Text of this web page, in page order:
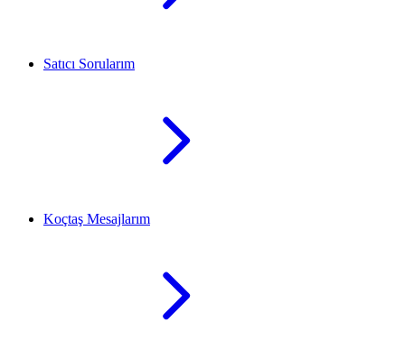
Satıcı Sorularım
Koçtaş Mesajlarım